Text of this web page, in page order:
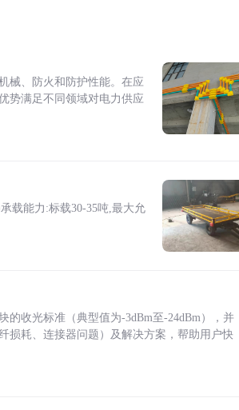
械、防火和防护性能。在应
势满足不同领域对电力供应
载能力:标载30-35吨,最大允
收光标准（典型值为-3dBm至-24dBm），并
损耗、连接器问题）及解决方案，帮助用户快